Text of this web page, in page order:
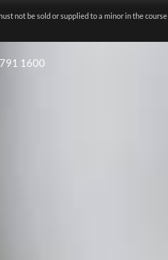
not be sold or supplied to a minor in the course
1600